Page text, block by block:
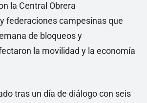
la Central Obrera
federaciones campesinas que
de bloqueos y
la movilidad y la economía
tras un día de diálogo con seis